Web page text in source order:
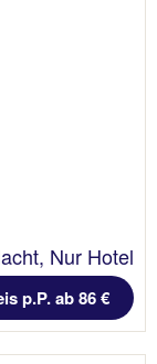
Nur Hotel
p.P. ab 86 €